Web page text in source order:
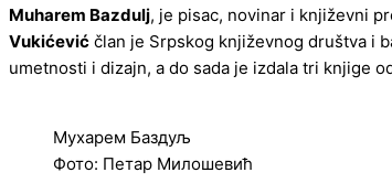
Muharem Bazdulj, je pisac, novinar i književni
Vukićević član je Srpskog književnog društva i
umetnosti i dizajn, a do sada je izdala tri knjige
Мухарем Баздуљ
Фото: Петар Милошевић